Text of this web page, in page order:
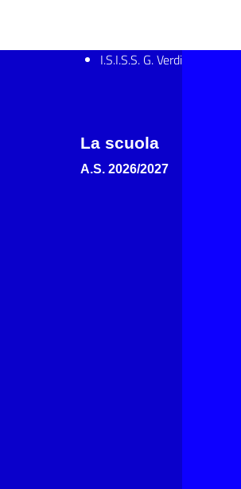
La scuola
A.S. 2026/2027
I.S.I.S.S. G. Verdi